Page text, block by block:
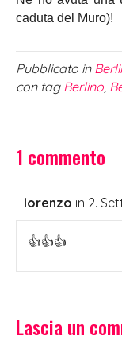
caduta del Muro)!
Pubblicato in
con tag Berlino
1 commento
lorenzo in 2.
👍👍👍
Lascia un